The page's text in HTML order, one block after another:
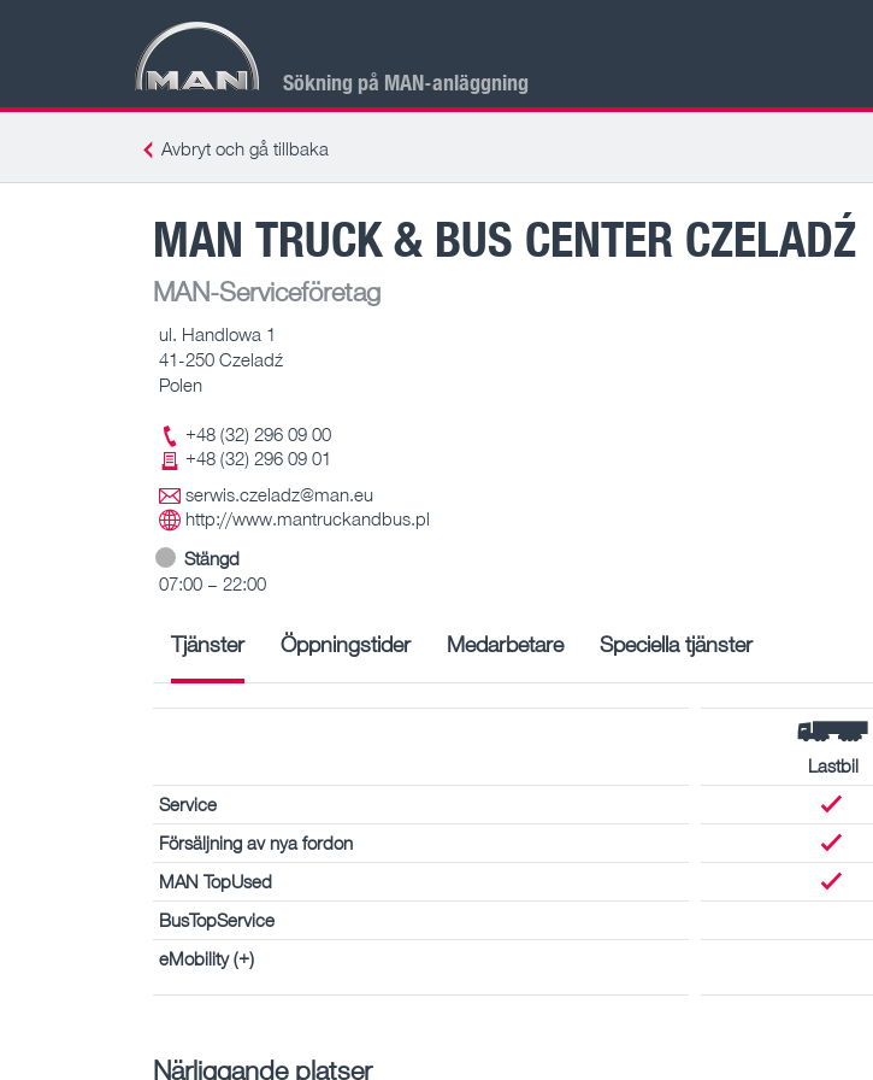
Sökning på MAN-anläggning
Avbryt och gå tillbaka
MAN TRUCK & BUS CENTER CZELADŹ
MAN-Serviceföretag
ul. Handlowa 1
41-250 Czeladź
Polen
+48 (32) 296 09 00
+48 (32) 296 09 01
serwis.czeladz@man.eu
http://www.mantruckandbus.pl
Stängd
07:00 – 22:00
Tjänster Öppningstider Medarbetare Speciella tjänster
Lastbil
Service
Försäljning av nya fordon
MAN TopUsed
BusTopService
eMobility (+)
Närliggande platser